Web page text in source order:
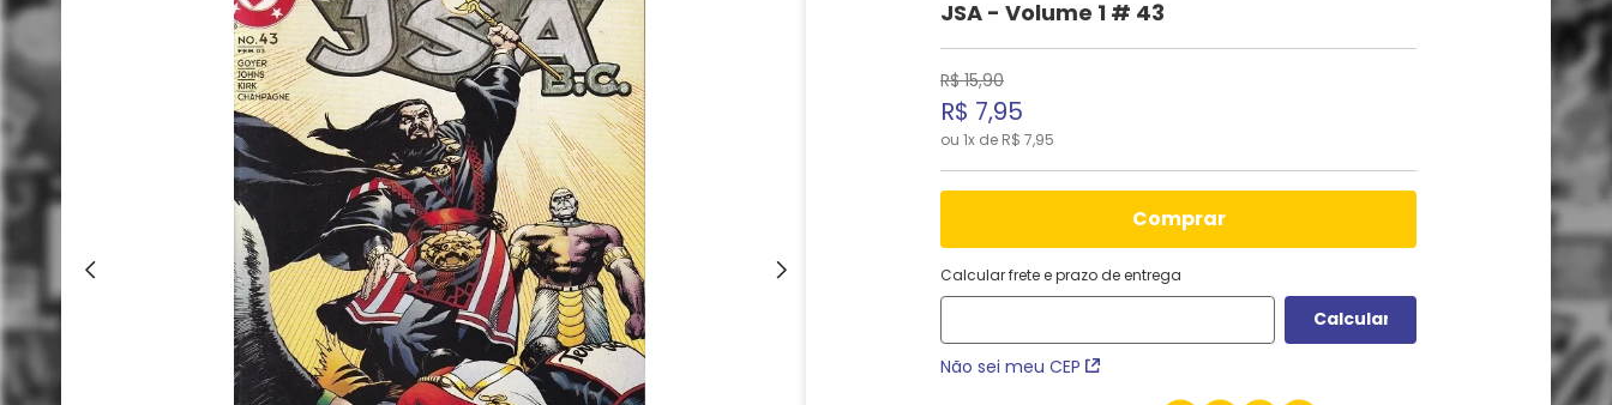
JSA - Volume 1 # 43
R$ 15,90
R$ 7,95
ou 1x de R$ 7,95
comprar
Calcular frete e prazo de entrega
Não sei meu CEP